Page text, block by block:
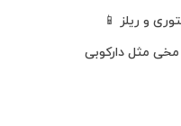
و ریلز 📱
مثل دارکوبی